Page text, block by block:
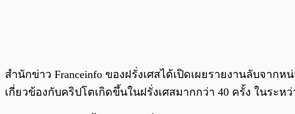
สำนักข่าว Franceinfo ของฝรั่งเศสได้เปิดเผยรายงานลับจา
เกี่ยวข้องกับคริปโตเกิดขึ้นในฝรั่งเศสมากกว่า 40 ครั้ง ในระห